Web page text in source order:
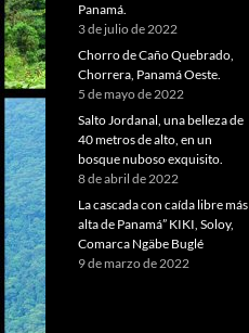
Panamá.
3 de julio de 2022
Chorro de Caño Quebrado,
Chorrera, Panamá Oeste.
5 de mayo de 2022
Salto Jordanal, una belleza de
40 metros de alto, en un
bosque nuboso exquisito.
8 de abril de 2022
La cascada con caída libre más
alta de Panamá” KIKI, Soloy,
Comarca Ngäbe Buglé
9 de marzo de 2022